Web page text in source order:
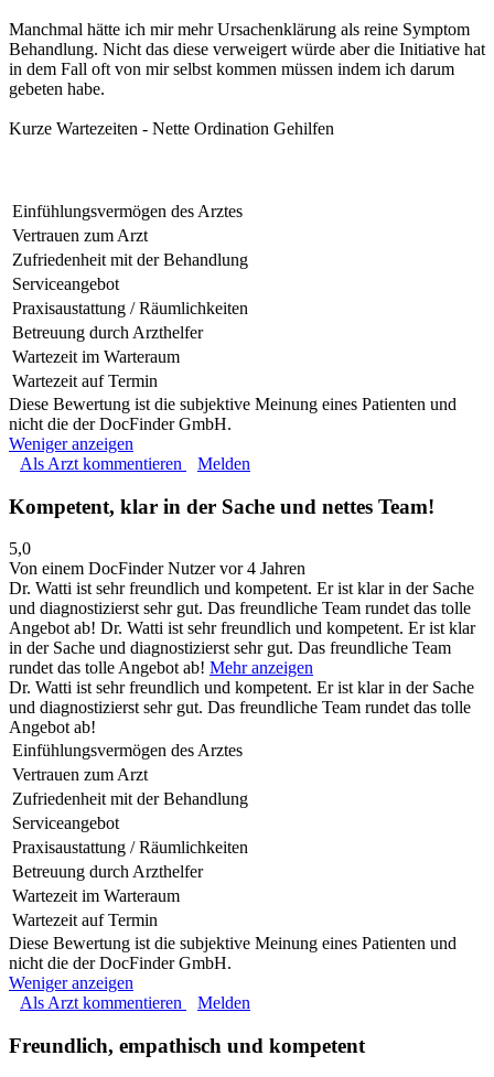
Manchmal hätte ich mir mehr Ursachenklärung als reine Symptom
Behandlung. Nicht das diese verweigert würde aber die Initiative hat
in dem Fall oft von mir selbst kommen müssen indem ich darum
gebeten habe.
Kurze Wartezeiten - Nette Ordination Gehilfen
Einfühlungsvermögen des Arztes
Vertrauen zum Arzt
Zufriedenheit mit der Behandlung
Serviceangebot
Praxisaustattung / Räumlichkeiten
Betreuung durch Arzthelfer
Wartezeit im Warteraum
Wartezeit auf Termin
Diese Bewertung ist die subjektive Meinung eines Patienten und
nicht die der DocFinder GmbH.
Weniger anzeigen
Als Arzt kommentieren
Melden
Kompetent, klar in der Sache und nettes Team!
5,0
Von einem DocFinder Nutzervor 4 Jahren
Dr. Watti ist sehr freundlich und kompetent. Er ist klar in der Sache
und diagnostizierst sehr gut. Das freundliche Team rundet das tolle
Angebot ab! Dr. Watti ist sehr freundlich und kompetent. Er ist klar
in der Sache und diagnostizierst sehr gut. Das freundliche Team
rundet das tolle Angebot ab! Mehr anzeigen
Dr. Watti ist sehr freundlich und kompetent. Er ist klar in der Sache
und diagnostizierst sehr gut. Das freundliche Team rundet das tolle
Angebot ab!
Einfühlungsvermögen des Arztes
Vertrauen zum Arzt
Zufriedenheit mit der Behandlung
Serviceangebot
Praxisaustattung / Räumlichkeiten
Betreuung durch Arzthelfer
Wartezeit im Warteraum
Wartezeit auf Termin
Diese Bewertung ist die subjektive Meinung eines Patienten und
nicht die der DocFinder GmbH.
Weniger anzeigen
Als Arzt kommentieren
Melden
Freundlich, empathisch und kompetent